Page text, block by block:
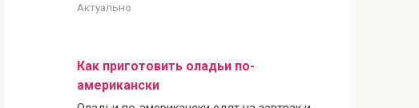
Актуально
Как приготовить оладьи по-
американски